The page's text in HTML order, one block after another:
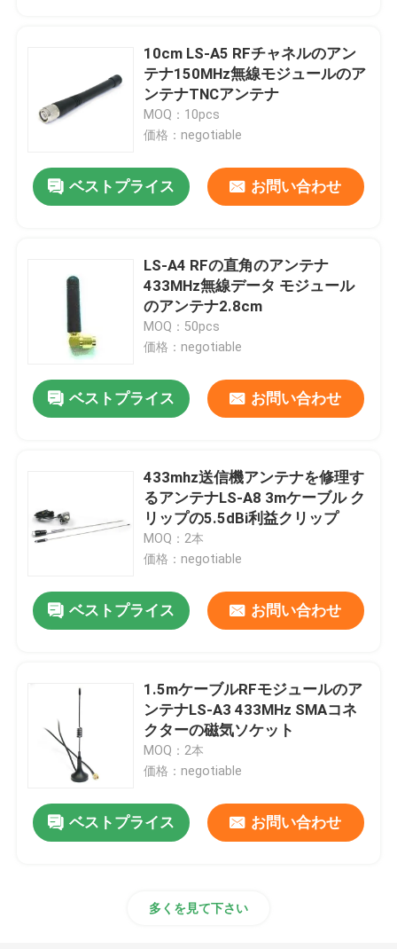
家へ
10cm LS-A5 RFチャネルのアン
テナ150MHz無線モジュールのア
ンテナTNCアンテナ
MOQ：10pcs
価格：negotiable
ベストプライス お問い合わせ
LS-A4 RFの直角のアンテナ
433MHz無線データ モジュール
のアンテナ2.8cm
MOQ：50pcs
価格：negotiable
ベストプライス お問い合わせ
433mhz送信機アンテナを修理す
るアンテナLS-A8 3mケーブル ク
リップの5.5dBi利益クリップ
MOQ：2本
価格：negotiable
ベストプライス お問い合わせ
1.5mケーブルRFモジュールのア
ンテナLS-A3 433MHz SMAコネ
クターの磁気ソケット
MOQ：2本
価格：negotiable
ベストプライス お問い合わせ
多くを見て下さい